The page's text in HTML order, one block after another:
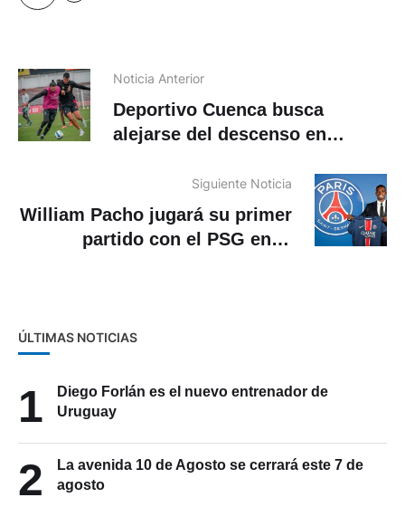
Noticia Anterior
Deportivo Cuenca busca
alejarse del descenso en
Siguiente Noticia
William Pacho jugará su primer
partido con el PSG en el
ÚLTIMAS NOTICIAS
1
Diego Forlán es el nuevo entrenador de
Uruguay
2
La avenida 10 de Agosto se cerrará este 7 de
agosto